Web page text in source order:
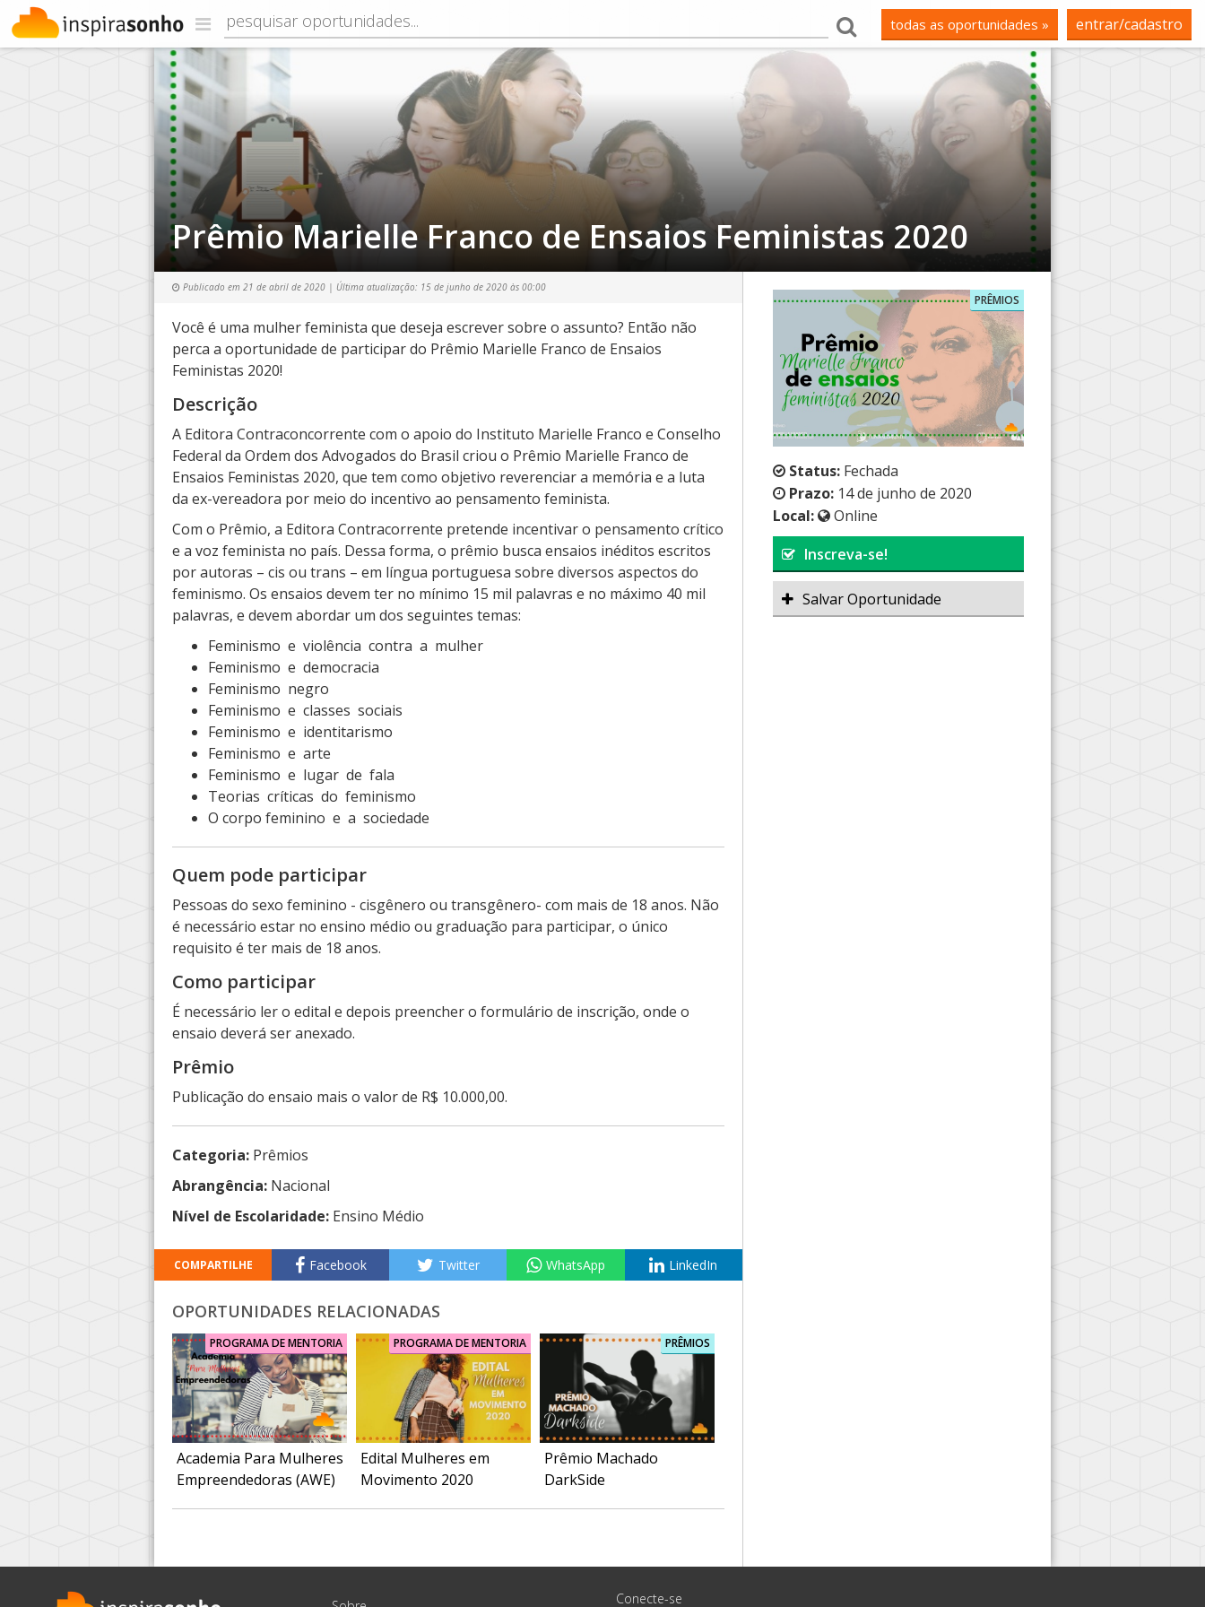
todas as oportunidades » entrar/cadastro
Prêmio Marielle Franco de Ensaios Feministas 2020
PRÊMIOS
Status:Fechada
Prazo: 14 de junho de 2020
Local:
Online
Inscreva-se!
Salvar Oportunidade
Publicado em 21 de abril de 2020 | Última atualização: 15 de junho de 2020 às 00:00
Você é uma mulher feminista que deseja escrever sobre o assunto? Então não
perca a oportunidade de participar do Prêmio Marielle Franco de Ensaios
Feministas 2020!
Descrição
A Editora Contraconcorrente com o apoio do Instituto Marielle Franco e Conselho
Federal da Ordem dos Advogados do Brasil criou o Prêmio Marielle Franco de
Ensaios Feministas 2020, que tem como objetivo reverenciar a memória e a luta
da ex-vereadora por meio do incentivo ao pensamento feminista.
Com o Prêmio, a Editora Contracorrente pretende incentivar o pensamento crítico
e a voz feminista no país. Dessa forma, o prêmio busca ensaios inéditos escritos
por autoras – cis ou trans – em língua portuguesa sobre diversos aspectos do
feminismo. Os ensaios devem ter no mínimo 15 mil palavras e no máximo 40 mil
palavras, e devem abordar um dos seguintes temas:
Feminismo e violência contra a mulher
Feminismo e democracia
Feminismo negro
Feminismo e classes sociais
Feminismo e identitarismo
Feminismo e arte
Feminismo e lugar de fala
Teorias críticas do feminismo
O corpo feminino e a sociedade
Quem pode participar
Pessoas do sexo feminino - cisgênero ou transgênero- com mais de 18 anos. Não
é necessário estar no ensino médio ou graduação para participar, o único
requisito é ter mais de 18 anos.
Como participar
É necessário ler o edital e depois preencher o formulário de inscrição, onde o
ensaio deverá ser anexado.
Prêmio
Publicação do ensaio mais o valor de R$ 10.000,00.
Categoria: Prêmios
Abrangência: Nacional
Nível de Escolaridade: Ensino Médio
COMPARTILHE Facebook Twitter WhatsApp LinkedIn
OPORTUNIDADES RELACIONADAS
PROGRAMA DE MENTORIA
Academia Para Mulheres
Empreendedoras (AWE)
PROGRAMA DE MENTORIA
Edital Mulheres em
Movimento 2020
PRÊMIOS
Prêmio Machado
DarkSide
Conecte-se